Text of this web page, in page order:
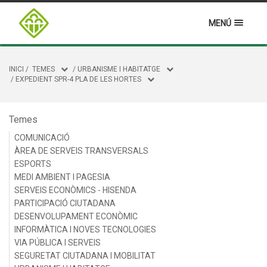
MENÚ
INICI / TEMES / URBANISME I HABITATGE
/ EXPEDIENT SPR-4 PLA DE LES HORTES
Temes
COMUNICACIÓ
ÀREA DE SERVEIS TRANSVERSALS
ESPORTS
MEDI AMBIENT I PAGESIA
SERVEIS ECONÒMICS - HISENDA
PARTICIPACIÓ CIUTADANA
DESENVOLUPAMENT ECONÒMIC
INFORMÀTICA I NOVES TECNOLOGIES
VIA PÚBLICA I SERVEIS
SEGURETAT CIUTADANA I MOBILITAT